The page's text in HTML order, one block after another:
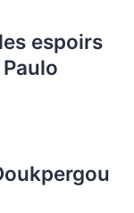
espoirs